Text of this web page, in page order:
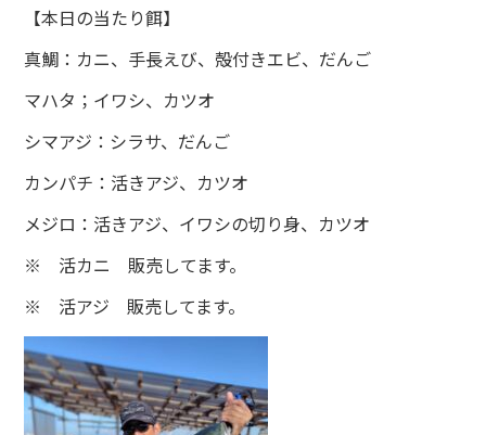
【本日の当たり餌】
真鯛：カニ、手長えび、殻付きエビ、だんご
マハタ；イワシ、カツオ
シマアジ：シラサ、だんご
カンパチ：活きアジ、カツオ
メジロ：活きアジ、イワシの切り身、カツオ
※ 活カニ 販売してます。
※ 活アジ 販売してます。